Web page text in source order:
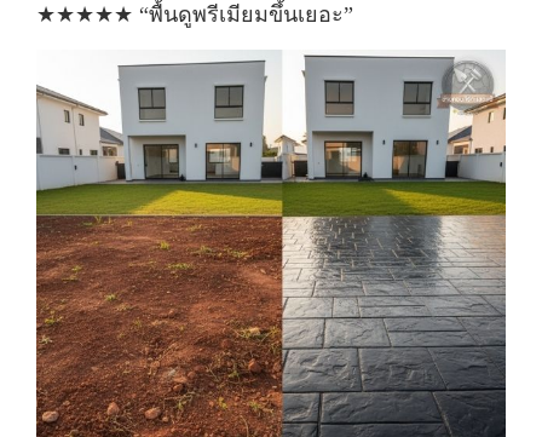
★★★★★ “พื้นดูพรีเมียมขึ้นเยอะ”